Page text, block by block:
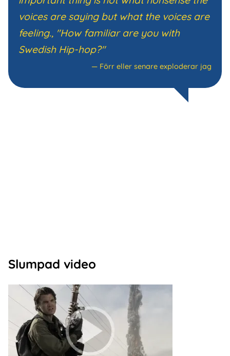
voices are saying but what the voices are
feeling., "How familiar are you with
Swedish Hip-hop?"
— Förr eller senare exploderar jag
Slumpad video